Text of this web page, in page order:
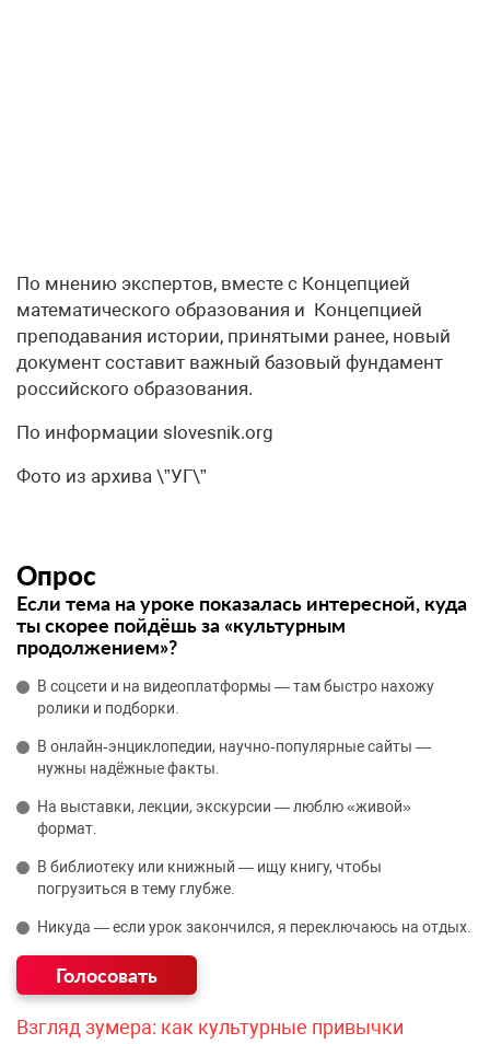
По мнению экспертов, вместе с Концепцией
математического образования и Концепцией
преподавания истории, принятыми ранее, новый
документ составит важный базовый фундамент
российского образования.
По информации slovesnik.org
Фото из архива \”УГ\”
Опрос
Если тема на уроке показалась интересной, куда
ты скорее пойдёшь за «культурным
продолжением»?
В соцсети и на видеоплатформы — там быстро нахожу
ролики и подборки.
В онлайн‑энциклопедии, научно‑популярные сайты —
нужны надёжные факты.
На выставки, лекции, экскурсии — люблю «живой»
формат.
В библиотеку или книжный — ищу книгу, чтобы
погрузиться в тему глубже.
Никуда — если урок закончился, я переключаюсь на отдых.
Взгляд зумера: как культурные привычки